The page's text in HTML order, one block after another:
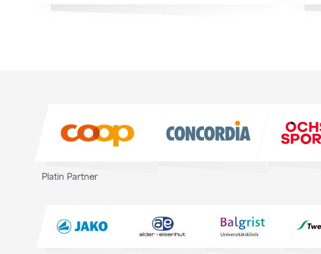
Platin Partner